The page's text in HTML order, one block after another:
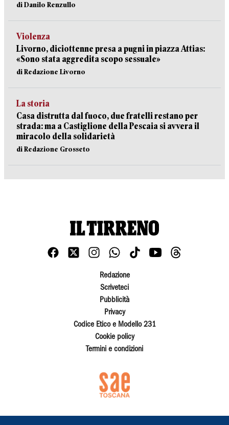
di Danilo Renzullo
Violenza
Livorno, diciottenne presa a pugni in piazza Attias:
«Sono stata aggredita scopo sessuale»
di Redazione Livorno
La storia
Casa distrutta dal fuoco, due fratelli restano per
strada: ma a Castiglione della Pescaia si avvera il
miracolo della solidarietà
di Redazione Grosseto
Redazione
Scriveteci
Pubblicità
Privacy
Codice Etico e Modello 231
Cookie policy
Termini e condizioni